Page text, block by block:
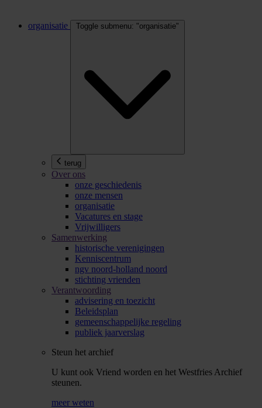
organisatie Toggle submenu: "organisatie"
terug
Over ons
onze geschiedenis
onze mensen
organisatie
Vacatures en stage
Vrijwilligers
Samenwerking
historische verenigingen
Kenniscentrum
ngv noord-holland noord
stichting vrienden
Verantwoording
advisering en toezicht
Beleidsplan
gemeenschappelijke regeling
publiek jaarverslag
Steun het archief
U kunt ook Vriend worden en het Westfries Archief
steunen.
meer weten